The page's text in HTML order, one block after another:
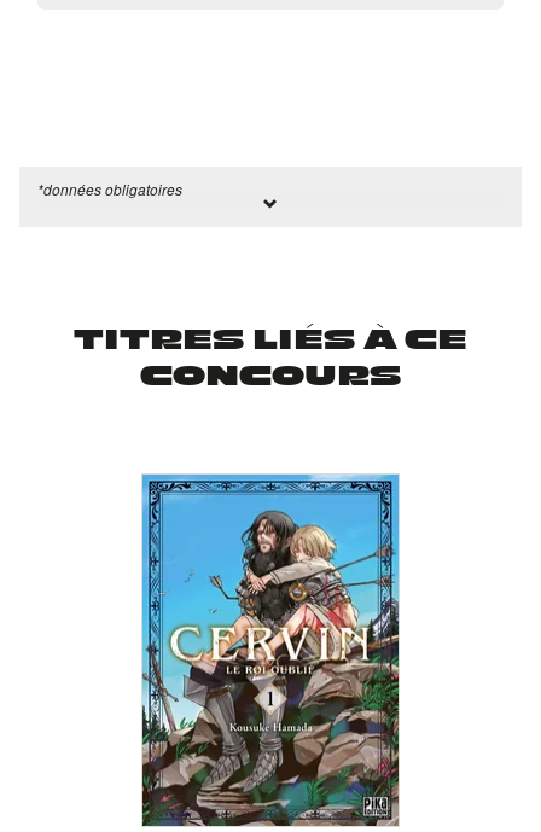
TITRES LIÉS À CE
CONCOURS